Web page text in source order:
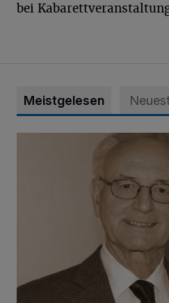
bei
Meistgelesen
SPD trauert um Klaus Hänsch